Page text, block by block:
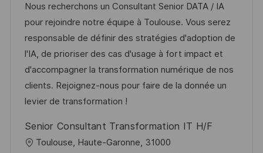
a
l
i
s
a
t
i
n
e
d
’
a
f
f
h
f
é
r
e
n
c
e
u
p
t
é
g
o
r
i
Nous recherchons un Consultant Senior DATA / IA
pour rejoindre notre équipe à Toulouse. Vous serez
responsable de définir des stratégies d'adoption de
l'IA, de prioriser des cas d'usage à fort impact et
d'accompagner la transformation numérique de nos
clients. Rejoignez-nous pour faire de la donnée un
levier de transformation !
Senior Consultant Transformation IT H/F
Toulouse, Haute-Garonne, 31000